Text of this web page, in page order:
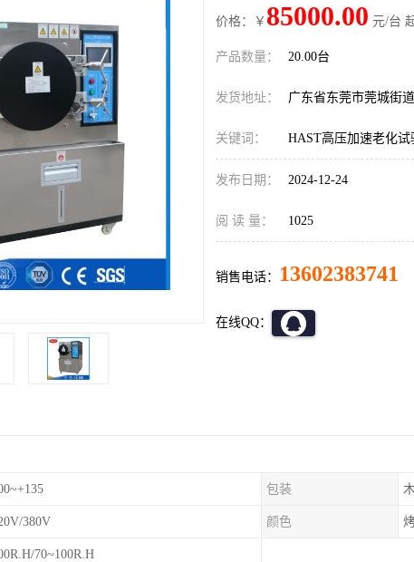
价格：￥ 85000.00 元/台
产品数量： 20.00台
发货地址： 广东省东莞市莞城街
关键词： HAST高压加速老化试
发布日期： 2024-12-24
阅 读 量： 1025
销售电话： 13602383741
在线QQ：
包装
380V 颜色
70~100R.H